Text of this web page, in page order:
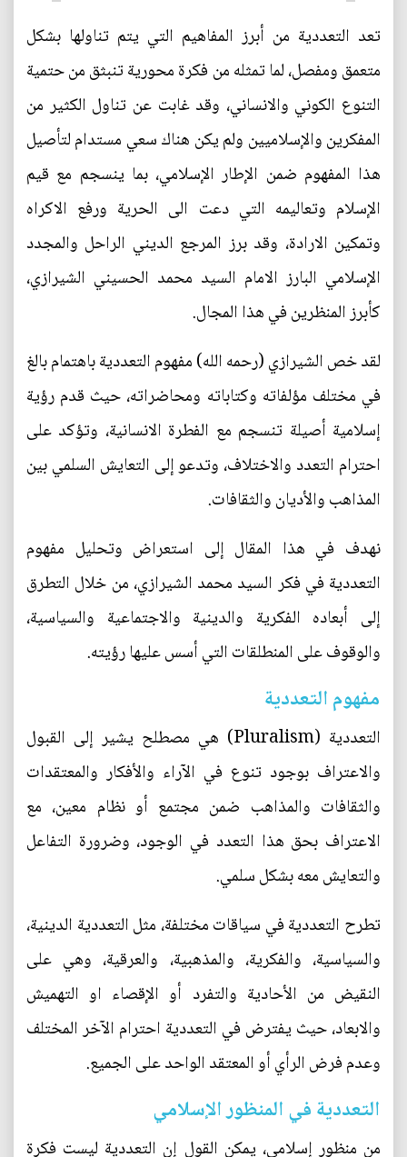
تعد التعددية من أبرز المفاهيم التي يتم تناولها بشكل
متعمق ومفصل، لما تمثله من فكرة محورية تنبثق من حتمية
التنوع الكوني والانساني، وقد غابت عن تناول الكثير من
المفكرين والإسلاميين ولم يكن هناك سعي مستدام لتأصيل
هذا المفهوم ضمن الإطار الإسلامي، بما ينسجم مع قيم
الإسلام وتعاليمه التي دعت الى الحرية ورفع الاكراه
وتمكين الارادة، وقد برز المرجع الديني الراحل والمجدد
الإسلامي البارز الامام السيد محمد الحسيني الشيرازي،
كأبرز المنظرين في هذا المجال.
لقد خص الشيرازي (رحمه الله) مفهوم التعددية باهتمام بالغ
في مختلف مؤلفاته وكتاباته ومحاضراته، حيث قدم رؤية
إسلامية أصيلة تنسجم مع الفطرة الانسانية، وتؤكد على
احترام التعدد والاختلاف، وتدعو إلى التعايش السلمي بين
المذاهب والأديان والثقافات.
نهدف في هذا المقال إلى استعراض وتحليل مفهوم
التعددية في فكر السيد محمد الشيرازي، من خلال التطرق
إلى أبعاده الفكرية والدينية والاجتماعية والسياسية،
والوقوف على المنطلقات التي أسس عليها رؤيته.
مفهوم التعددية
التعددية (Pluralism) هي مصطلح يشير إلى القبول
والاعتراف بوجود تنوع في الآراء والأفكار والمعتقدات
والثقافات والمذاهب ضمن مجتمع أو نظام معين، مع
الاعتراف بحق هذا التعدد في الوجود، وضرورة التفاعل
والتعايش معه بشكل سلمي.
تطرح التعددية في سياقات مختلفة، مثل التعددية الدينية،
والسياسية، والفكرية، والمذهبية، والعرقية، وهي على
النقيض من الأحادية والتفرد أو الإقصاء او التهميش
والابعاد، حيث يفترض في التعددية احترام الآخر المختلف
وعدم فرض الرأي أو المعتقد الواحد على الجميع.
التعددية في المنظور الإسلامي
من منظور إسلامي، يمكن القول إن التعددية ليست فكرة